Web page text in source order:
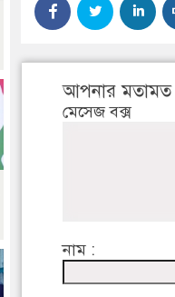
আপনার মতামত
মেসেজ বক্স
নাম :